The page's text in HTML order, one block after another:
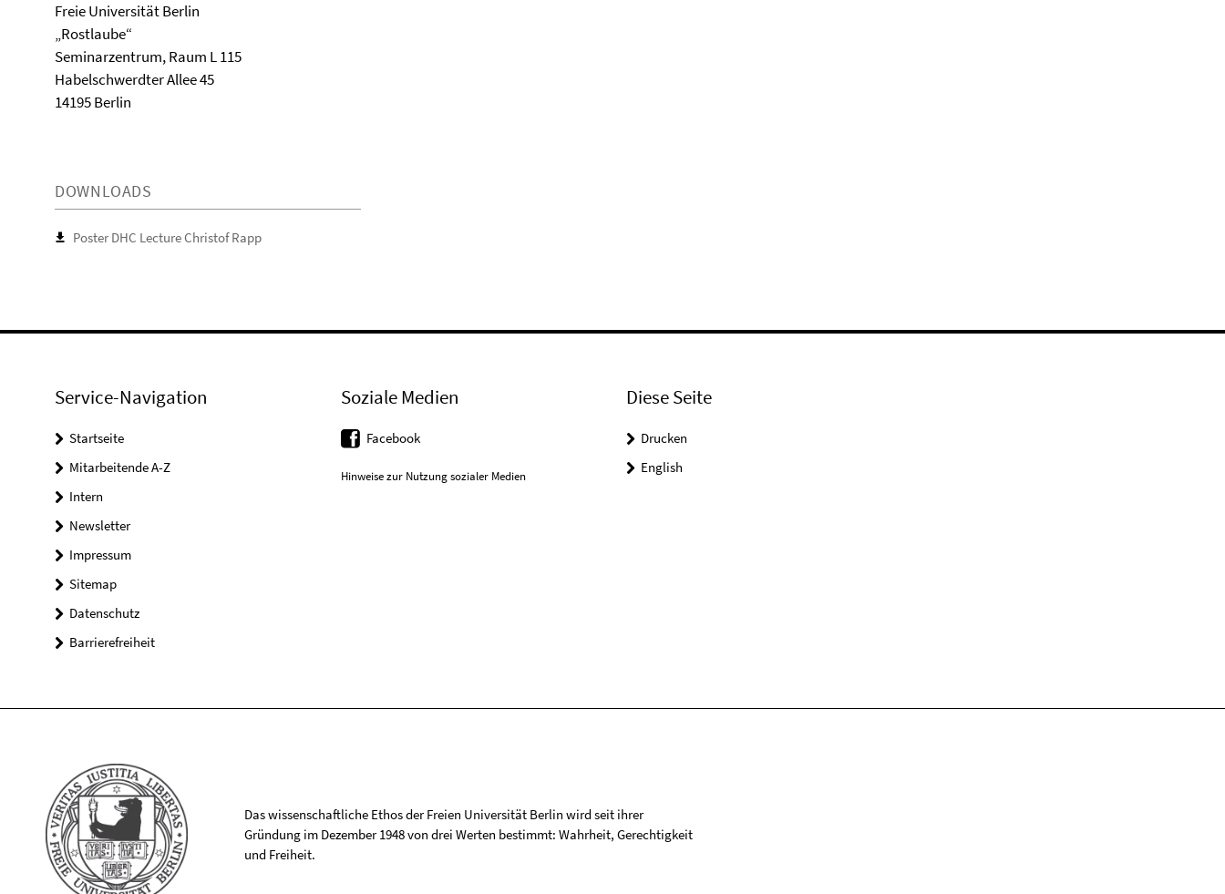
Freie Universität Berlin
„Rostlaube“
Seminarzentrum, Raum L 115
Habelschwerdter Allee 45
14195 Berlin
DOWNLOADS
Poster DHC Lecture Christof Rapp
Service-Navigation
Startseite
Mitarbeitende A-Z
Intern
Newsletter
Impressum
Sitemap
Datenschutz
Barrierefreiheit
Soziale Medien
Facebook
Hinweise zur Nutzung sozialer Medien
Diese Seite
Drucken
English
Das wissenschaftliche Ethos der Freien Universität Berlin wird seit ihrer
Gründung im Dezember 1948 von drei Werten bestimmt: Wahrheit, Gerechtigkeit
und Freiheit.